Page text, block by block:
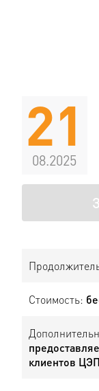
21
08.2025
Стоимость:
клиентов ЦЭП